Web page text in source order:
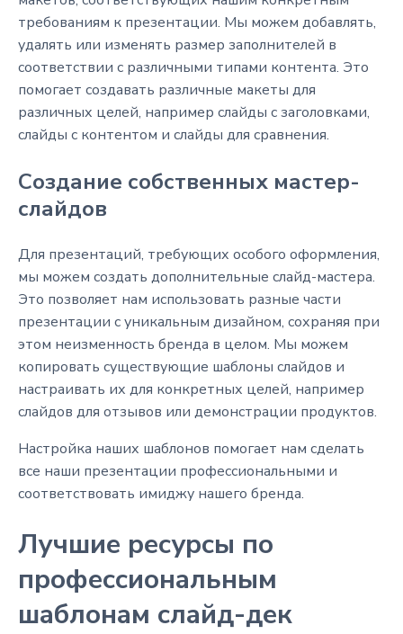
требованиям к презентации. Мы можем добавлять,
удалять или изменять размер заполнителей в
соответствии с различными типами контента. Это
помогает создавать различные макеты для
различных целей, например слайды с заголовками,
слайды с контентом и слайды для сравнения.
Создание собственных мастер-
слайдов
Для презентаций, требующих особого оформления,
мы можем создать дополнительные слайд-мастера.
Это позволяет нам использовать разные части
презентации с уникальным дизайном, сохраняя при
этом неизменность бренда в целом. Мы можем
копировать существующие шаблоны слайдов и
настраивать их для конкретных целей, например
слайдов для отзывов или демонстрации продуктов.
Настройка наших шаблонов помогает нам сделать
все наши презентации профессиональными и
соответствовать имиджу нашего бренда.
Лучшие ресурсы по
профессиональным
шаблонам слайд-дек